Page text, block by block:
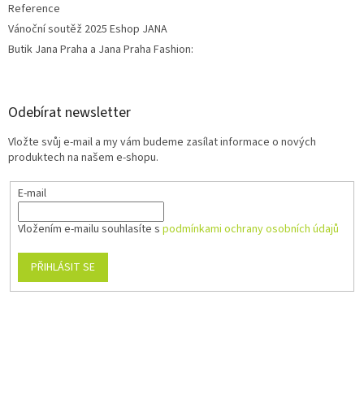
Reference
Vánoční soutěž 2025 Eshop JANA
Butik Jana Praha a Jana Praha Fashion:
Odebírat newsletter
Vložte svůj e-mail a my vám budeme zasílat informace o nových
produktech na našem e-shopu.
E-mail
Vložením e-mailu souhlasíte s podmínkami ochrany osobních údajů
PŘIHLÁSIT SE